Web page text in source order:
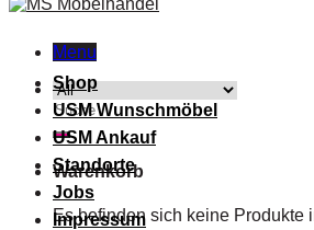
Menu
Suche
nach:
Warenkorb
Es befinden sich keine Produkte
Shop
USM Wunschmöbel
USM Ankauf
Standorte
Jobs
Impressum